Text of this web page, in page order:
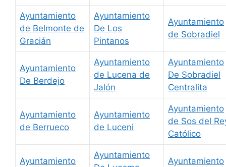
Ayuntamiento
de Belmonte de
Gracián
Ayuntamiento
De Los
Pintanos
Ayuntamiento
de Sobradiel
Ayuntamiento
De Berdejo
Ayuntamiento
de Lucena de
Jalón
Ayuntamiento
De Sobradiel
Centralita
Ayuntamiento
de Berrueco
Ayuntamiento
de Luceni
Ayuntamiento
de Sos del
Católico
Ayuntamiento
Ayuntamiento
Ayuntamiento